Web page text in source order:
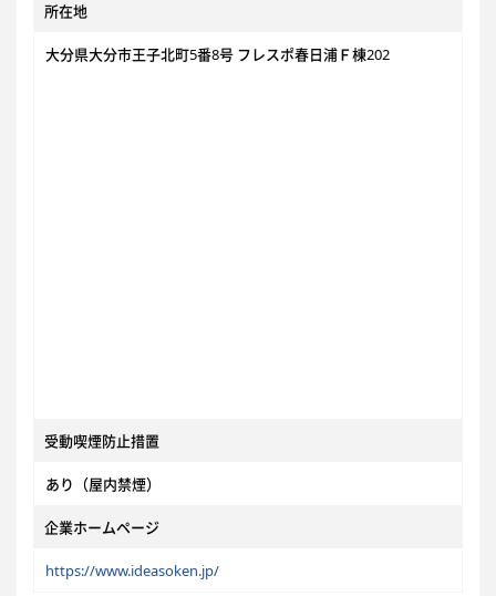
所在地
大分県大分市王子北町5番8号 フレスポ春日浦Ｆ棟202
受動喫煙防止措置
あり（屋内禁煙）
企業ホームページ
https://www.ideasoken.jp/